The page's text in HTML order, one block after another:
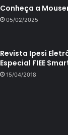
Conheça a
05/02/2025
Revista Ipesi
Especial FIEE
15/04/2018